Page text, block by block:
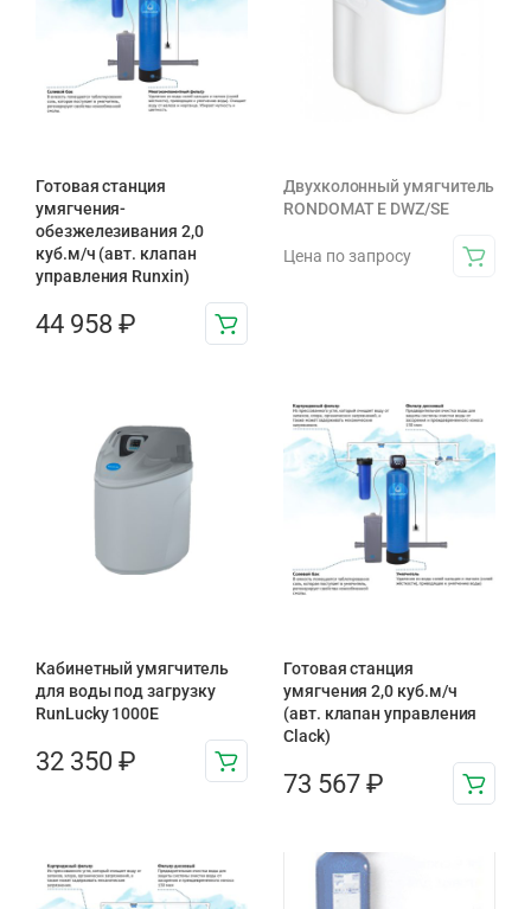
Готовая станция
умягчения-
обезжелезивания 2,0
куб.м/ч (авт. клапан
управления Runxin)
44 958 ₽
Двухколонный умягчитель
RONDOMAT E DWZ/SE
Цена по запросу
Кабинетный умягчитель
для воды под загрузку
RunLucky 1000Е
32 350 ₽
Готовая станция
умягчения 2,0 куб.м/ч
(авт. клапан управления
Clack)
73 567 ₽